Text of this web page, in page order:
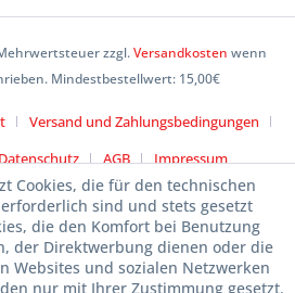
zzgl.Versandkosten wenn
Mindestbestellwert: 15,00€
Versand und Zahlungsbedingungen
AGB Impressum
Cookies, die für den technischen
sind und stets gesetzt
die den Komfort bei Benutzung
der Direktwerbung dienen oder die
Websites und sozialen Netzwerken
nur mit Ihrer Zustimmung gesetzt.